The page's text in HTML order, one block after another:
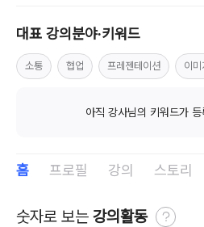
대표 강의분야∙키워드
소통 협업 프레젠테이션 이미
아직 강사님의 키워드가
홈 프로필 강의 스토리
숫자로 보는 강의활동